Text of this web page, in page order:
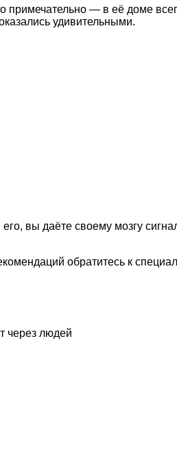
примечательно — в её доме
удивительными.
вы даёте своему мозгу
обратитесь к
через людей